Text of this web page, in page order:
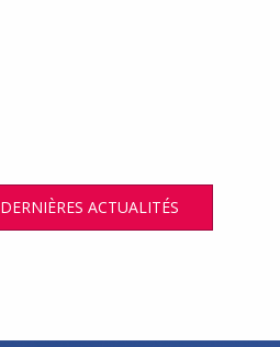
ACTUALITÉS